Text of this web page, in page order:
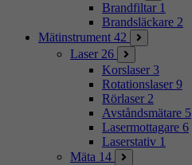
Brandfiltar 1
Brandsläckare 2
Mätinstrument 42
Laser 26
Korslaser 3
Rotationslaser 9
Rörlaser 2
Avståndsmätare 5
Lasermottagare 6
Laserstativ 1
Mäta 14